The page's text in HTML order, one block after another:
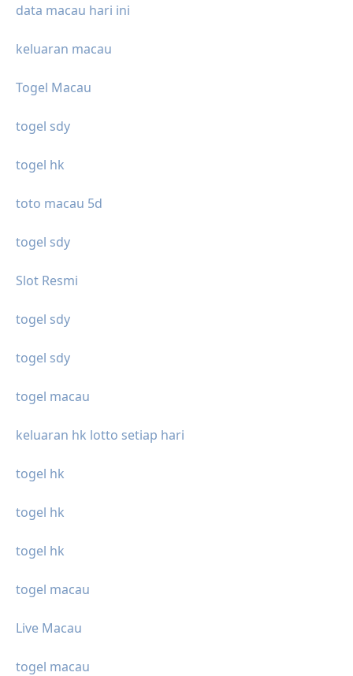
data macau hari ini
keluaran macau
Togel Macau
togel sdy
togel hk
toto macau 5d
togel sdy
Slot Resmi
togel sdy
togel sdy
togel macau
keluaran hk lotto setiap hari
togel hk
togel hk
togel hk
togel macau
Live Macau
togel macau